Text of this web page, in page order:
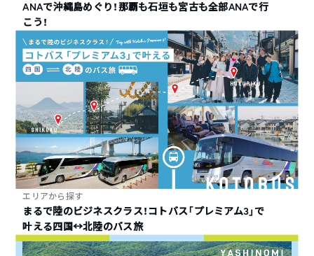
ANAで沖縄島めぐり！那覇も石垣も宮古も全部ANAで行
こう！
エリアから探す
まるで陸のビジネスクラス！コトバス「プレミアム3」で
叶える四国↔︎北陸のバス旅